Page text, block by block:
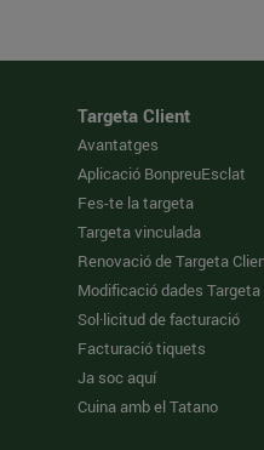
Targeta Client
Avantatges
Aplicació BonpreuEsclat
Fes-te la targeta
Targeta vinculada
Renovació de Targeta
Modificació dades Targeta
Sol·licitud de facturació
Facturació tiquets
Ja soc aquí
Cuina amb el Tatano